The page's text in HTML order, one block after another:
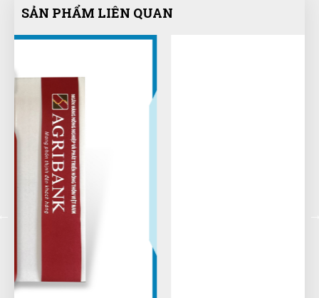
Đức Phan
Tư vấn chuyên nghiệp
TH
Tạ Quang Hòa
(Đánh giá 1 năm trước)
Shop đóng gói rất cẩn thận.Hàng giao nhanh
TT
Thanh Tâm
SẢN PHẨM LIÊN QUAN